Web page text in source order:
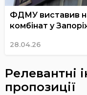
ФДМУ виставив
комбінат у
28.04.26
Релевантні
пропозиції